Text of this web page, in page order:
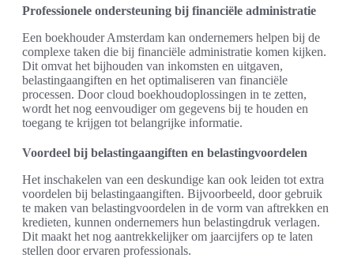
Professionele ondersteuning bij financiële administratie
Een boekhouder Amsterdam kan ondernemers helpen bij de
complexe taken die bij financiële administratie komen kijken.
Dit omvat het bijhouden van inkomsten en uitgaven,
belastingaangiften en het optimaliseren van financiële
processen. Door cloud boekhoudoplossingen in te zetten,
wordt het nog eenvoudiger om gegevens bij te houden en
toegang te krijgen tot belangrijke informatie.
Voordeel bij belastingaangiften en belastingvoordelen
Het inschakelen van een deskundige kan ook leiden tot extra
voordelen bij belastingaangiften. Bijvoorbeeld, door gebruik
te maken van belastingvoordelen in de vorm van aftrekken en
kredieten, kunnen ondernemers hun belastingdruk verlagen.
Dit maakt het nog aantrekkelijker om jaarcijfers op te laten
stellen door ervaren professionals.